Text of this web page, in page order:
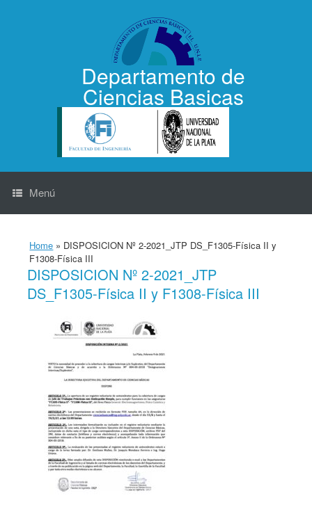
Departamento de
Ciencias Basicas
Menú
Home » DISPOSICION Nº 2-2021_JTP DS_F1305-Física II y
F1308-Física III
DISPOSICION Nº 2-2021_JTP
DS_F1305-Física II y F1308-Física III